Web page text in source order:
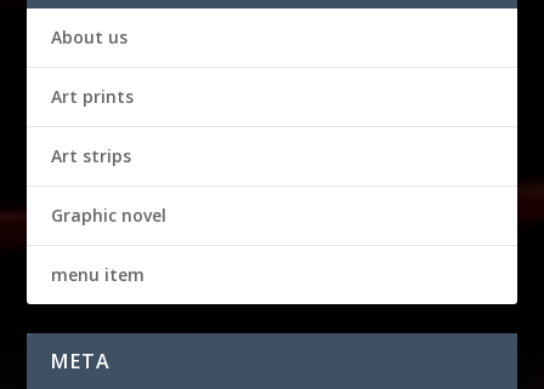
About us
Art prints
Art strips
Graphic novel
menu item
META